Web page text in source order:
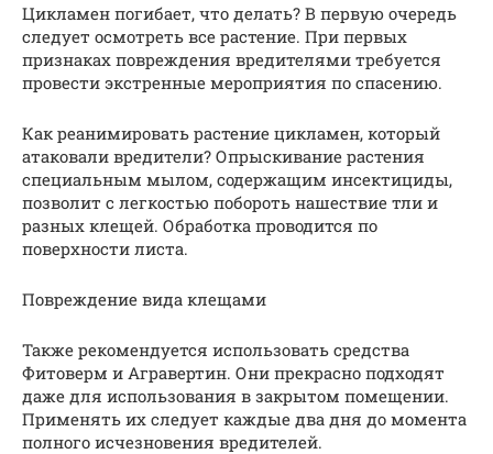
Цикламен погибает, что делать? В первую очередь
следует осмотреть все растение. При первых
признаках повреждения вредителями требуется
провести экстренные мероприятия по спасению.
Как реанимировать растение цикламен, который
атаковали вредители? Опрыскивание растения
специальным мылом, содержащим инсектициды,
позволит с легкостью побороть нашествие тли и
разных клещей. Обработка проводится по
поверхности листа.
Повреждение вида клещами
Также рекомендуется использовать средства
Фитоверм и Агравертин. Они прекрасно подходят
даже для использования в закрытом помещении.
Применять их следует каждые два дня до момента
полного исчезновения вредителей.